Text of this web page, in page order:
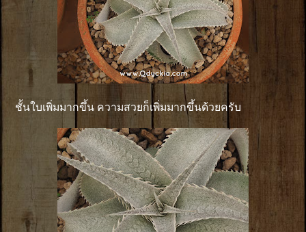
ชั้นใบเพิ่มมากขึ้น ความสวยก็เพิ่มมากขึ้นด้วยครับ